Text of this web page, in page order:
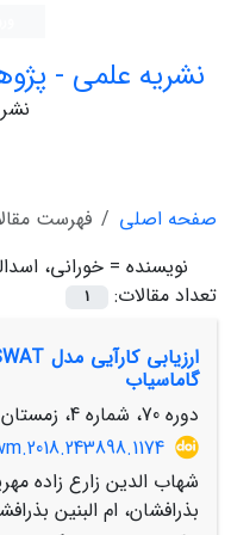
نشریه علمی -
صفحه اصلی
فهرست
نویسنده = خورانی،
تعداد مقالات:
1
گاماسیاب
دوره 70، شماره 4، زمستان 1396، صفحه
شهاب الدین زارع زاده
بذرافشان، ام البنین